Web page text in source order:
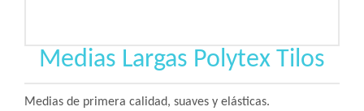
Medias Largas Polytex Tilos
Medias de primera calidad, suaves y elásticas.